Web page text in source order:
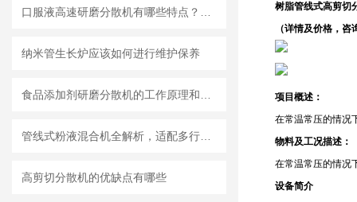
纳米管生长炉应该如何进行维护保养
高剪切分散机的优缺点有哪些
树脂管线式高剪切
（详情及价格，
项目概述：
在常温常压的情况
物料及工况描述：
在常温常压的情况
设备简介